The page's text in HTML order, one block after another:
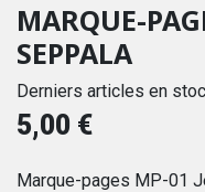
MARQUE-
SEPPALA
Derniers articles en
5,00 €
Marque-pages MP-01